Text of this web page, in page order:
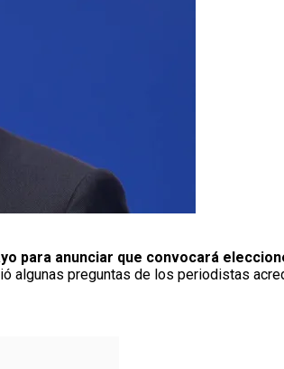
para anunciar que convocará
algunas preguntas de los periodistas